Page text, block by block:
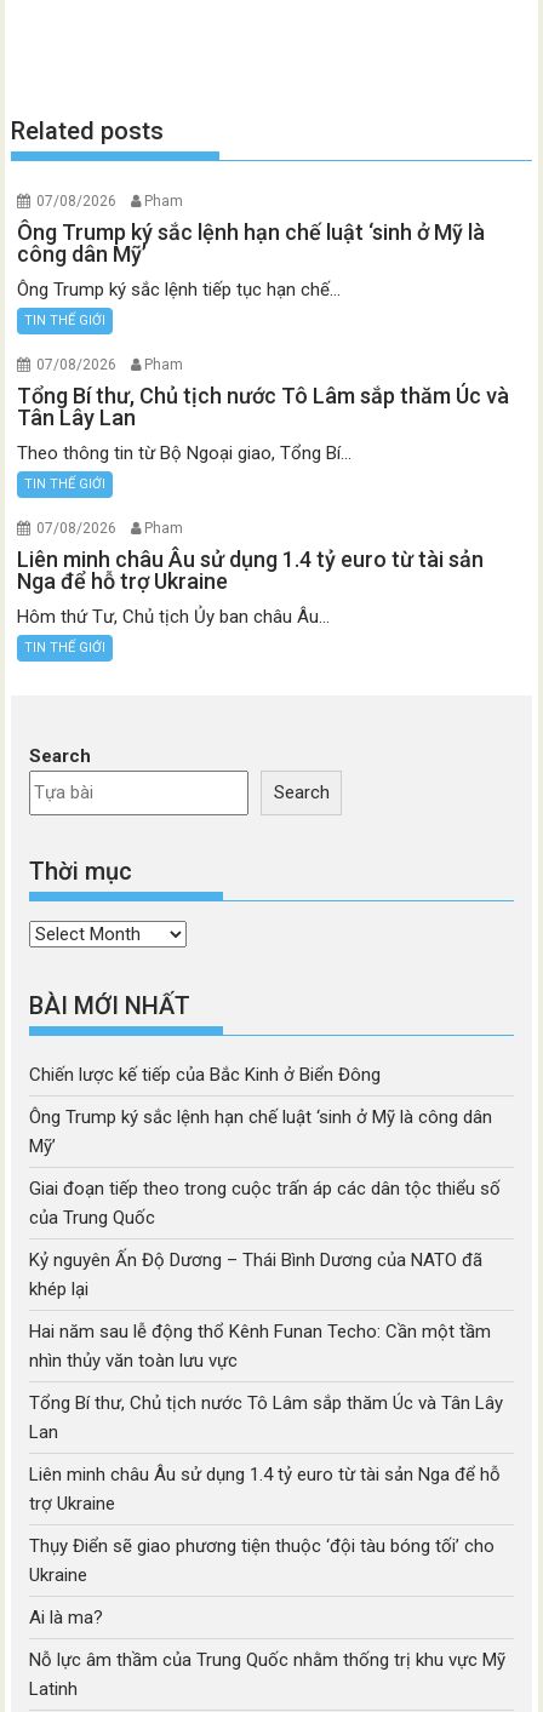
Related posts
07/08/2026 Pham
Ông Trump ký sắc lệnh hạn chế luật ‘sinh ở Mỹ là
công dân Mỹ’
Ông Trump ký sắc lệnh tiếp tục hạn chế...
TIN THẾ GIỚI
07/08/2026 Pham
Tổng Bí thư, Chủ tịch nước Tô Lâm sắp thăm Úc và
Tân Lây Lan
Theo thông tin từ Bộ Ngoại giao, Tổng Bí...
TIN THẾ GIỚI
07/08/2026 Pham
Liên minh châu Âu sử dụng 1.4 tỷ euro từ tài sản
Nga để hỗ trợ Ukraine
Hôm thứ Tư, Chủ tịch Ủy ban châu Âu...
TIN THẾ GIỚI
Search
Search
Thời mục
Thời
BÀI MỚI NHẤT
Chiến lược kế tiếp của Bắc Kinh ở Biển Đông
Ông Trump ký sắc lệnh hạn chế luật ‘sinh ở Mỹ là công dân
Mỹ’
Giai đoạn tiếp theo trong cuộc trấn áp các dân tộc thiểu số
của Trung Quốc
Kỷ nguyên Ấn Độ Dương – Thái Bình Dương của NATO đã
khép lại
Hai năm sau lễ động thổ Kênh Funan Techo: Cần một tầm
nhìn thủy văn toàn lưu vực
Tổng Bí thư, Chủ tịch nước Tô Lâm sắp thăm Úc và Tân Lây
Lan
Liên minh châu Âu sử dụng 1.4 tỷ euro từ tài sản Nga để hỗ
trợ Ukraine
Thụy Điển sẽ giao phương tiện thuộc ‘đội tàu bóng tối’ cho
Ukraine
Ai là ma?
Nỗ lực âm thầm của Trung Quốc nhằm thống trị khu vực Mỹ
Latinh